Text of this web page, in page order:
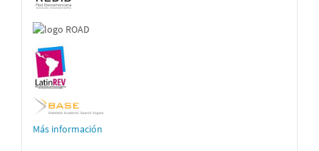
Más información